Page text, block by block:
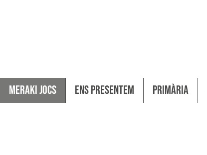
MERAKI JOCS Ens Presentem Primària
MERAKI JOCS Ens Presentem Primària